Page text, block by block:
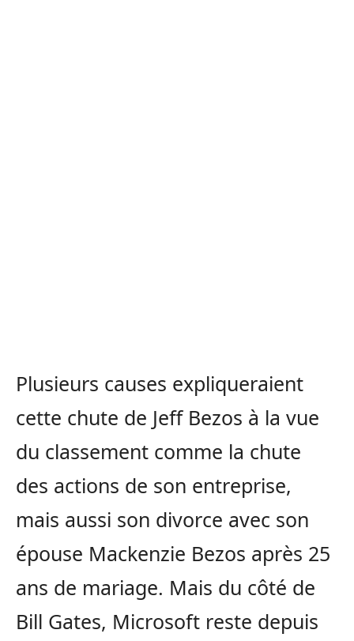
Plusieurs causes expliqueraient
cette chute de Jeff Bezos à la vue
du classement comme la chute
des actions de son entreprise,
mais aussi son divorce avec son
épouse Mackenzie Bezos après 25
ans de mariage. Mais du côté de
Bill Gates, Microsoft reste depuis